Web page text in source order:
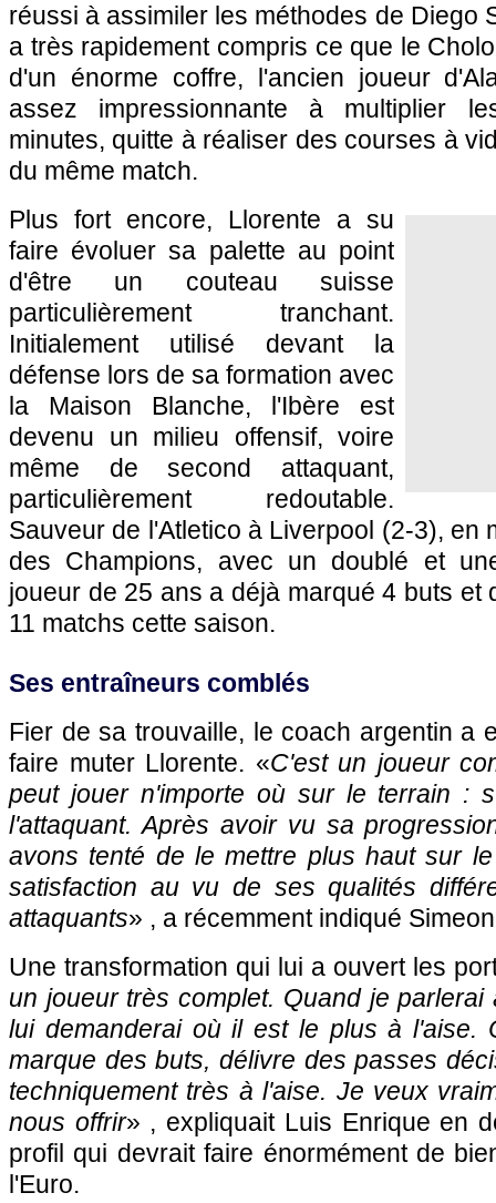
réussi à assimiler les méthodes de Diego
a très rapidement compris ce que le
d'un énorme coffre, l'ancien joueur
assez impressionnante à multiplier
minutes, quitte à réaliser des courses à
du même match.
Plus fort encore, Llorente a su
faire évoluer sa palette au point
d'être un couteau suisse
particulièrement tranchant.
Initialement utilisé devant la
défense lors de sa formation avec
la Maison Blanche, l'Ibère est
devenu un milieu offensif, voire
même de second attaquant,
particulièrement redoutable.
Sauveur de l'Atletico à Liverpool (2-3), en
des Champions, avec un doublé et
joueur de 25 ans a déjà marqué 4 buts et
11 matchs cette saison.
Ses entraîneurs comblés
Fier de sa trouvaille, le coach argentin a
faire muter Llorente. «C'est un joueur
peut jouer n'importe où sur le terrain :
l'attaquant. Après avoir vu sa
avons tenté de le mettre plus haut sur
satisfaction au vu de ses qualités
attaquants» , a récemment indiqué
Une transformation qui lui a ouvert les
un joueur très complet. Quand je
lui demanderai où il est le plus à l'aise.
marque des buts, délivre des passes
techniquement très à l'aise. Je veux
nous offrir» , expliquait Luis Enrique en
profil qui devrait faire énormément de
l'Euro.